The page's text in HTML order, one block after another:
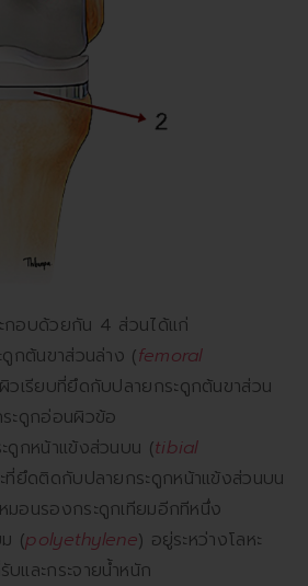
กอบด้วยกัน 4 ส่วนได้แก่
กต้นขาส่วนล่าง (femoral
ผิวเรียบที่ยึดกับปลายกระดูกต้นขาส่วน
ระดูกอ่อนผิวข้อ
ดูกหน้าแข้งส่วนบน (tibial
ที่ยึดติดกับปลายกระดูกหน้าแข้งส่วนบน
มอนรองกระดูกเทียมอีกทีหนึ่ง
(polyethylene) อยู่ระหว่างโลหะ
และกระจายน้ำหนัก